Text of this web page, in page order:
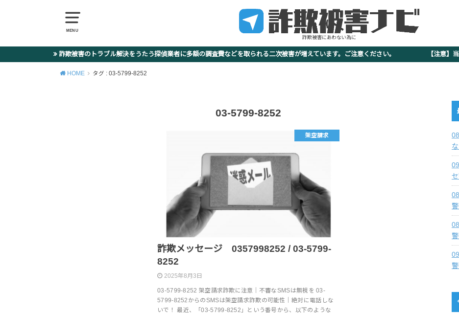
MENU
詐欺被害にあわない為に
詐欺被害のトラブル解決をうたう探偵業者に多額の調査費などを取られる二次被害が増えています。ご注意ください。 【注意】当
HOME タグ : 03-5799-8252
03-5799-8252
架空請求
詐欺メッセージ 0357998252 / 03-5799-
8252
2025年8月3日
03-5799-8252 架空請求詐欺に注意｜不審なSMSは無視を 03-
5799-8252からのSMSは架空請求詐欺の可能性｜絶対に電話しな
いで！ 最近、「03-5799-8252」という番号から、以下のような